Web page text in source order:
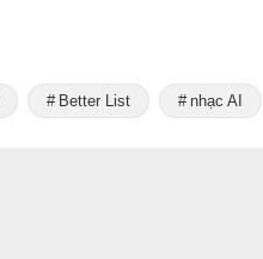
Better List nhạc AI